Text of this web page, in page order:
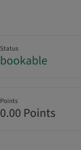
Status
bookable
Points
0.00 Points